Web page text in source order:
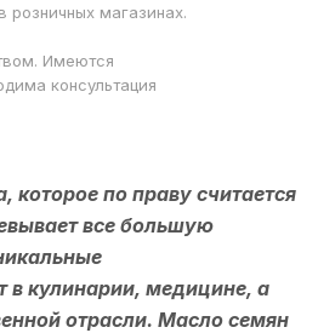
розничных магазинах.
Имеются
консультация
которое по праву считается
все большую
в кулинарии, медицине, а
отрасли. Масло семян